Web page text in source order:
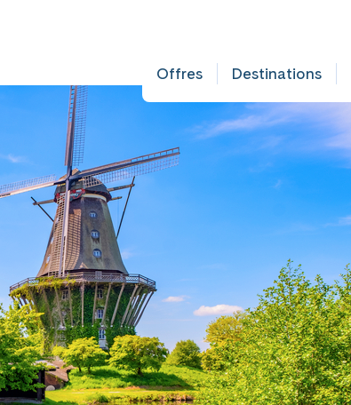
Offres Destinations